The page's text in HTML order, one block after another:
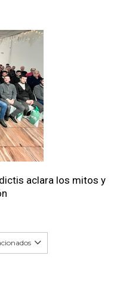
aclara los mitos y